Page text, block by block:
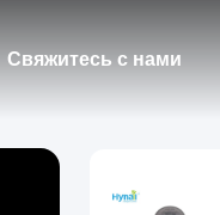
Свяжитесь с нами